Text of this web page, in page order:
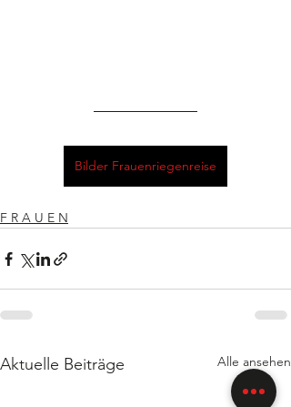
Bilder Frauenriegenreise
F R A U E N
Aktuelle Beiträge Alle ansehen